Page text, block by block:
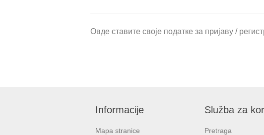
Овде ставите своје податке за пријаву /
Informacije
Mapa stranice
Služba za
Pretraga